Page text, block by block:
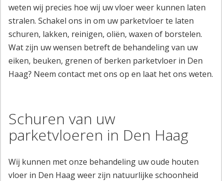
weten wij precies hoe wij uw vloer weer kunnen laten
stralen. Schakel ons in om uw parketvloer te laten
schuren, lakken, reinigen, oliën, waxen of borstelen.
Wat zijn uw wensen betreft de behandeling van uw
eiken, beuken, grenen of berken parketvloer in Den
Haag? Neem contact met ons op en laat het ons weten.
Schuren van uw
parketvloeren in Den Haag
Wij kunnen met onze behandeling uw oude houten
vloer in Den Haag weer zijn natuurlijke schoonheid